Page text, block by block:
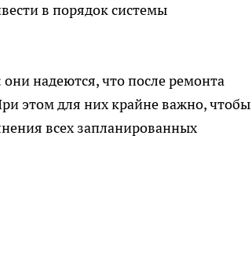
в порядок системы
надеются, что после ремонта
этом для них крайне важно, чтобы
всех запланированных